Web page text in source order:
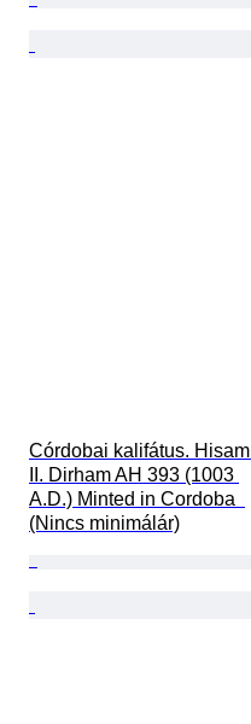
Córdobai kalifátus. Hisam
II. Dirham AH 393 (1003
A.D.) Minted in Cordoba
(Nincs minimálár)